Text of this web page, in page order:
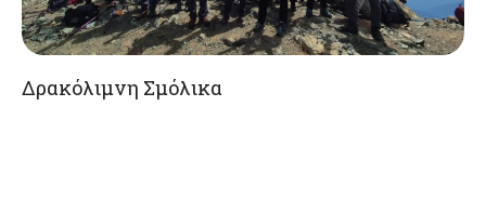
Δρακόλιμνη Σμόλικα